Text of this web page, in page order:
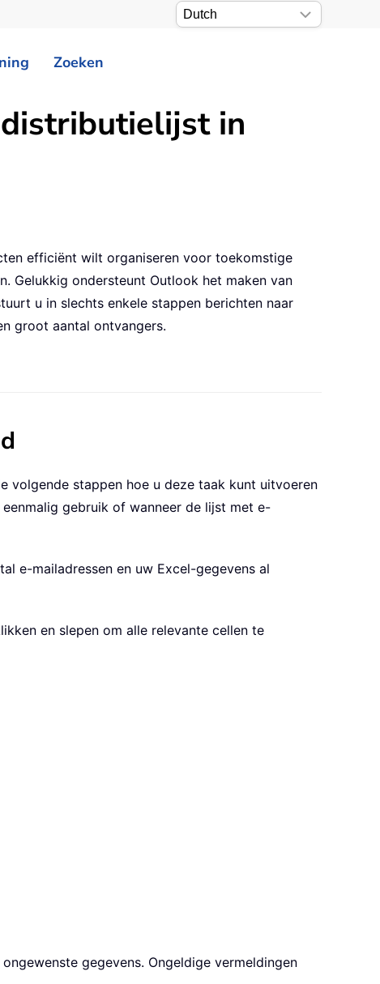
Zoeken
in
efficiënt wilt organiseren voor toekomstige
Gelukkig ondersteunt Outlook het maken van
u in slechts enkele stappen berichten naar
groot aantal ontvangers.
volgende stappen hoe u deze taak kunt uitvoeren
gebruik of wanneer de lijst met e-
e-mailadressen en uw Excel-gegevens al
en slepen om alle relevante cellen te
gegevens. Ongeldige vermeldingen